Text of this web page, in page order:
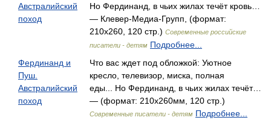
Австралийский
поход
Но Фердинанд, в чьих жилах течёт кровь…
— Клевер-Медиа-Групп, (формат:
210x260, 120 стр.) Современные российские
писатели - детям Подробнее...
Фердинанд и
Пуш.
Австралийский
поход
Что вас ждет под обложкой: Уютное
кресло, телевизор, миска, полная
еды... Но Фердинанд, в чьих жилах течёт…
— (формат: 210x260мм, 120 стр.)
Современные писатели - детям Подробнее...